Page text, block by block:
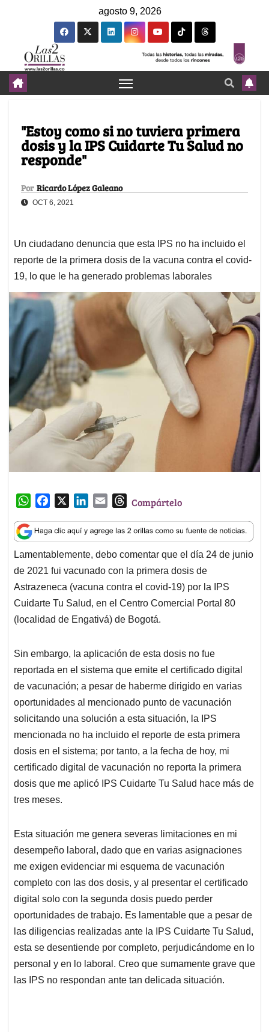
agosto 9, 2026
"Estoy como si no tuviera primera
dosis y la IPS Cuidarte Tu Salud no
responde"
Por Ricardo López Galeano
OCT 6, 2021
Un ciudadano denuncia que esta IPS no ha incluido el
reporte de la primera dosis de la vacuna contra el covid-
19, lo que le ha generado problemas laborales
W
a
t
s
A
p
p
c
e
b
o
o
k
n
k
e
d
I
n
a
i
l
T
r
e
a
d
s
Compártelo
Lamentablemente, debo comentar que el día 24 de junio
de 2021 fui vacunado con la primera dosis de
Astrazeneca (vacuna contra el covid-19) por la IPS
Cuidarte Tu Salud, en el Centro Comercial Portal 80
(localidad de Engativá) de Bogotá.
Sin embargo, la aplicación de esta dosis no fue
reportada en el sistema que emite el certificado digital
de vacunación; a pesar de haberme dirigido en varias
oportunidades al mencionado punto de vacunación
solicitando una solución a esta situación, la IPS
mencionada no ha incluido el reporte de esta primera
dosis en el sistema; por tanto, a la fecha de hoy, mi
certificado digital de vacunación no reporta la primera
dosis que me aplicó IPS Cuidarte Tu Salud hace más de
tres meses.
Esta situación me genera severas limitaciones en mi
desempeño laboral, dado que en varias asignaciones
me exigen evidenciar mi esquema de vacunación
completo con las dos dosis, y al presentar el certificado
digital solo con la segunda dosis puedo perder
oportunidades de trabajo. Es lamentable que a pesar de
las diligencias realizadas ante la IPS Cuidarte Tu Salud,
esta se desentiende por completo, perjudicándome en lo
personal y en lo laboral. Creo que sumamente grave que
las IPS no respondan ante tan delicada situación.